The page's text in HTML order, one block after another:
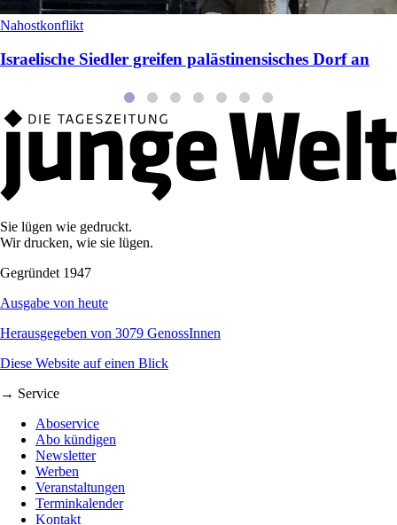
Nahostkonflikt
Israelische Siedler greifen palästinensisches Dorf an
Sie lügen wie gedruckt.
Wir drucken, wie sie lügen.
Gegründet 1947
Ausgabe von heute
Herausgegeben von 3079 GenossInnen
Diese Website auf einen Blick
→ Service
Aboservice
Abo kündigen
Newsletter
Werben
Veranstaltungen
Terminkalender
Kontakt